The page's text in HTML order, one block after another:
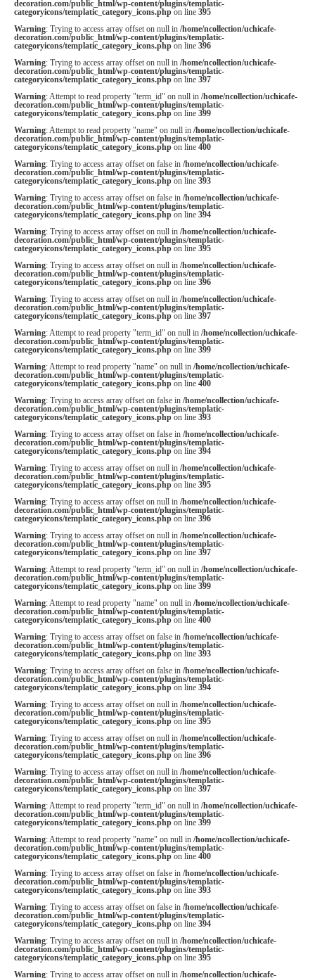
decoration.com/public_html/wp-content/plugins/templatic-
categoryicons/templatic_category_icons.phpon line 395
Warning: Trying to access array offset on null in /home/ncollection/uchicafe-
decoration.com/public_html/wp-content/plugins/templatic-
categoryicons/templatic_category_icons.phpon line 396
Warning: Trying to access array offset on null in /home/ncollection/uchicafe-
decoration.com/public_html/wp-content/plugins/templatic-
categoryicons/templatic_category_icons.phpon line 397
Warning: Attempt to read property "term_id" on null in /home/ncollection/uchicafe-
decoration.com/public_html/wp-content/plugins/templatic-
categoryicons/templatic_category_icons.phpon line 399
Warning: Attempt to read property "name" on null in /home/ncollection/uchicafe-
decoration.com/public_html/wp-content/plugins/templatic-
categoryicons/templatic_category_icons.phpon line 400
Warning: Trying to access array offset on false in /home/ncollection/uchicafe-
decoration.com/public_html/wp-content/plugins/templatic-
categoryicons/templatic_category_icons.phpon line 393
Warning: Trying to access array offset on false in /home/ncollection/uchicafe-
decoration.com/public_html/wp-content/plugins/templatic-
categoryicons/templatic_category_icons.phpon line 394
Warning: Trying to access array offset on null in /home/ncollection/uchicafe-
decoration.com/public_html/wp-content/plugins/templatic-
categoryicons/templatic_category_icons.phpon line 395
Warning: Trying to access array offset on null in /home/ncollection/uchicafe-
decoration.com/public_html/wp-content/plugins/templatic-
categoryicons/templatic_category_icons.phpon line 396
Warning: Trying to access array offset on null in /home/ncollection/uchicafe-
decoration.com/public_html/wp-content/plugins/templatic-
categoryicons/templatic_category_icons.phpon line 397
Warning: Attempt to read property "term_id" on null in /home/ncollection/uchicafe-
decoration.com/public_html/wp-content/plugins/templatic-
categoryicons/templatic_category_icons.phpon line 399
Warning: Attempt to read property "name" on null in /home/ncollection/uchicafe-
decoration.com/public_html/wp-content/plugins/templatic-
categoryicons/templatic_category_icons.phpon line 400
Warning: Trying to access array offset on false in /home/ncollection/uchicafe-
decoration.com/public_html/wp-content/plugins/templatic-
categoryicons/templatic_category_icons.phpon line 393
Warning: Trying to access array offset on false in /home/ncollection/uchicafe-
decoration.com/public_html/wp-content/plugins/templatic-
categoryicons/templatic_category_icons.phpon line 394
Warning: Trying to access array offset on null in /home/ncollection/uchicafe-
decoration.com/public_html/wp-content/plugins/templatic-
categoryicons/templatic_category_icons.phpon line 395
Warning: Trying to access array offset on null in /home/ncollection/uchicafe-
decoration.com/public_html/wp-content/plugins/templatic-
categoryicons/templatic_category_icons.phpon line 396
Warning: Trying to access array offset on null in /home/ncollection/uchicafe-
decoration.com/public_html/wp-content/plugins/templatic-
categoryicons/templatic_category_icons.phpon line 397
Warning: Attempt to read property "term_id" on null in /home/ncollection/uchicafe-
decoration.com/public_html/wp-content/plugins/templatic-
categoryicons/templatic_category_icons.phpon line 399
Warning: Attempt to read property "name" on null in /home/ncollection/uchicafe-
decoration.com/public_html/wp-content/plugins/templatic-
categoryicons/templatic_category_icons.phpon line 400
Warning: Trying to access array offset on false in /home/ncollection/uchicafe-
decoration.com/public_html/wp-content/plugins/templatic-
categoryicons/templatic_category_icons.phpon line 393
Warning: Trying to access array offset on false in /home/ncollection/uchicafe-
decoration.com/public_html/wp-content/plugins/templatic-
categoryicons/templatic_category_icons.phpon line 394
Warning: Trying to access array offset on null in /home/ncollection/uchicafe-
decoration.com/public_html/wp-content/plugins/templatic-
categoryicons/templatic_category_icons.phpon line 395
Warning: Trying to access array offset on null in /home/ncollection/uchicafe-
decoration.com/public_html/wp-content/plugins/templatic-
categoryicons/templatic_category_icons.phpon line 396
Warning: Trying to access array offset on null in /home/ncollection/uchicafe-
decoration.com/public_html/wp-content/plugins/templatic-
categoryicons/templatic_category_icons.phpon line 397
Warning: Attempt to read property "term_id" on null in /home/ncollection/uchicafe-
decoration.com/public_html/wp-content/plugins/templatic-
categoryicons/templatic_category_icons.phpon line 399
Warning: Attempt to read property "name" on null in /home/ncollection/uchicafe-
decoration.com/public_html/wp-content/plugins/templatic-
categoryicons/templatic_category_icons.phpon line 400
Warning: Trying to access array offset on false in /home/ncollection/uchicafe-
decoration.com/public_html/wp-content/plugins/templatic-
categoryicons/templatic_category_icons.phpon line 393
Warning: Trying to access array offset on false in /home/ncollection/uchicafe-
decoration.com/public_html/wp-content/plugins/templatic-
categoryicons/templatic_category_icons.phpon line 394
Warning: Trying to access array offset on null in /home/ncollection/uchicafe-
decoration.com/public_html/wp-content/plugins/templatic-
categoryicons/templatic_category_icons.phpon line 395
Warning: Trying to access array offset on null in /home/ncollection/uchicafe-